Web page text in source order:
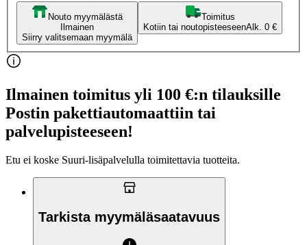
Nouto myymälästä
Ilmainen
Siirry valitsemaan myymälä
Toimitus
Kotiin tai noutopisteeseenAlk. 0 €
Ilmainen toimitus yli 100 €:n tilauksille
Postin pakettiautomaattiin tai
palvelupisteeseen!
Etu ei koske Suuri‑lisäpalvelulla toimitettavia tuotteita.
Tarkista myymäläsaatavuus